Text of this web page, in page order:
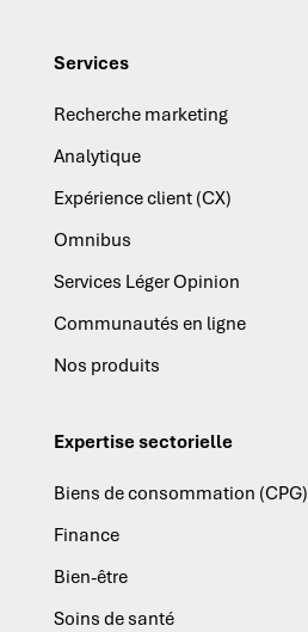
Services
Recherche marketing
Analytique
Expérience client (CX)
Omnibus
Services Léger Opinion
Communautés en ligne
Nos produits
Expertise sectorielle
Biens de consommation (CPG)
Finance
Bien-être
Soins de santé